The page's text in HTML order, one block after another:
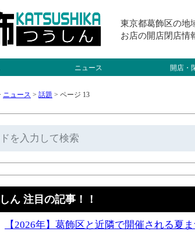
東京都葛飾区の地
お店の開店閉店情
ニュース 開店・
ニュース > 話題 > ページ 13
ん 注目の記事！！
【2026年】葛飾区と近隣で開催される夏